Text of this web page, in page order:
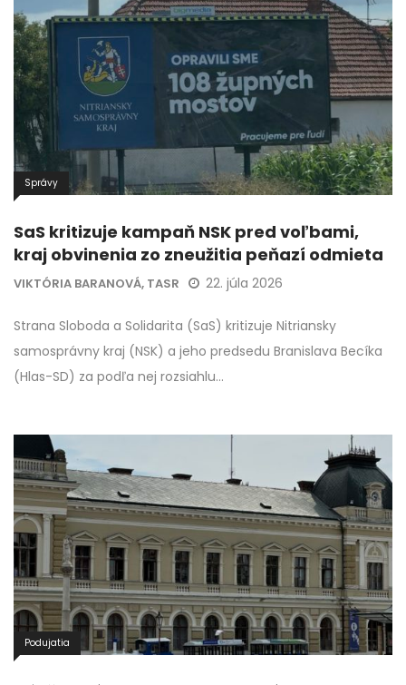
Správy
SaS kritizuje kampaň NSK pred voľbami,
kraj obvinenia zo zneužitia peňazí odmieta
VIKTÓRIA BARANOVÁ, TASR 22. júla 2026
Strana Sloboda a Solidarita (SaS) kritizuje Nitriansky
samosprávny kraj (NSK) a jeho predsedu Branislava Becíka
(Hlas-SD) za podľa nej rozsiahlu…
Podujatia